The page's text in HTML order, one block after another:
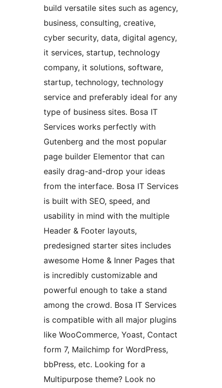
build versatile sites such as agency,
business, consulting, creative,
cyber security, data, digital agency,
it services, startup, technology
company, it solutions, software,
startup, technology, technology
service and preferably ideal for any
type of business sites. Bosa IT
Services works perfectly with
Gutenberg and the most popular
page builder Elementor that can
easily drag-and-drop your ideas
from the interface. Bosa IT Services
is built with SEO, speed, and
usability in mind with the multiple
Header & Footer layouts,
predesigned starter sites includes
awesome Home & Inner Pages that
is incredibly customizable and
powerful enough to take a stand
among the crowd. Bosa IT Services
is compatible with all major plugins
like WooCommerce, Yoast, Contact
form 7, Mailchimp for WordPress,
bbPress, etc. Looking for a
Multipurpose theme? Look no